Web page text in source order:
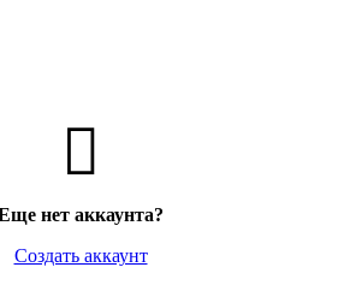
нет аккаунта?
Создать аккаунт